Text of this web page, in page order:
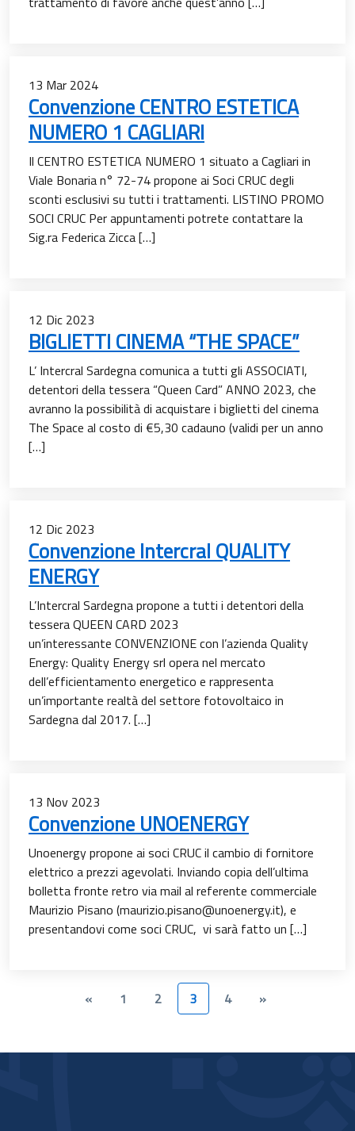
13 Mar 2024
Convenzione CENTRO ESTETICA
NUMERO 1 CAGLIARI
Il CENTRO ESTETICA NUMERO 1 situato a Cagliari in
Viale Bonaria n° 72-74 propone ai Soci CRUC degli
sconti esclusivi su tutti i trattamenti. LISTINO PROMO
SOCI CRUC Per appuntamenti potrete contattare la
Sig.ra Federica Zicca […]
12 Dic 2023
BIGLIETTI CINEMA “THE SPACE”
L’ Intercral Sardegna comunica a tutti gli ASSOCIATI,
detentori della tessera “Queen Card” ANNO 2023, che
avranno la possibilità di acquistare i biglietti del cinema
The Space al costo di €5,30 cadauno (validi per un anno
[…]
12 Dic 2023
Convenzione Intercral QUALITY
ENERGY
L’Intercral Sardegna propone a tutti i detentori della
tessera QUEEN CARD 2023
un’interessante CONVENZIONE con l’azienda Quality
Energy: Quality Energy srl opera nel mercato
dell’efficientamento energetico e rappresenta
un’importante realtà del settore fotovoltaico in
Sardegna dal 2017. […]
13 Nov 2023
Convenzione UNOENERGY
Unoenergy propone ai soci CRUC il cambio di fornitore
elettrico a prezzi agevolati. Inviando copia dell’ultima
bolletta fronte retro via mail al referente commerciale
Maurizio Pisano (maurizio.pisano@unoenergy.it), e
presentandovi come soci CRUC, vi sarà fatto un […]
« 1 2 3 4 »